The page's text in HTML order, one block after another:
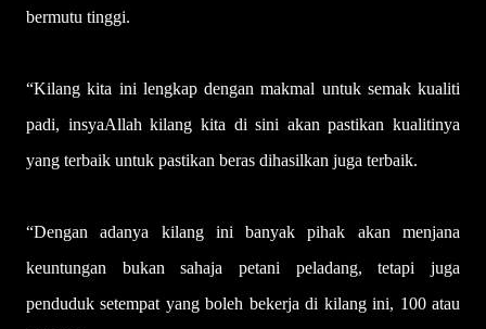
bermutu tinggi.
“Kilang kita ini lengkap dengan makmal untuk semak kualiti
padi, insyaAllah kilang kita di sini akan pastikan kualitinya
yang terbaik untuk pastikan beras dihasilkan juga terbaik.
“Dengan adanya kilang ini banyak pihak akan menjana
keuntungan bukan sahaja petani peladang, tetapi juga
penduduk setempat yang boleh bekerja di kilang ini, 100 atau